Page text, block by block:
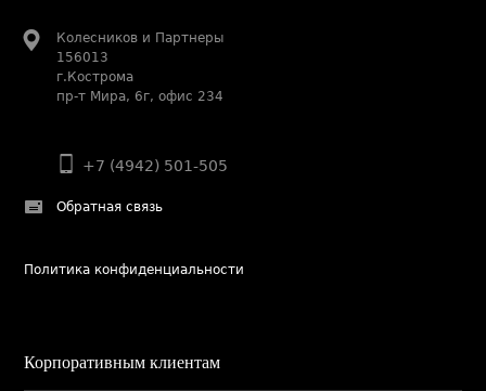
Колесников и Партнеры
156013
г.Кострома
пр-т Мира, 6г, офис 234
+7 (4942) 501-505
Обратная связь
Политика конфиденциальности
Корпоративным клиентам